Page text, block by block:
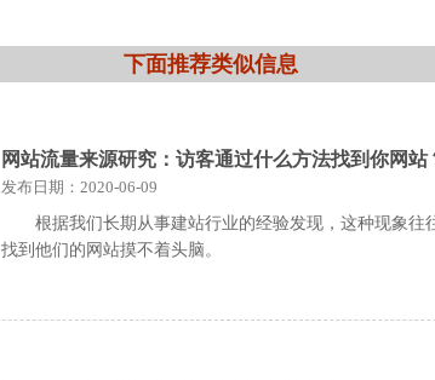
下面推荐类似信息
网站流量来源研究：访客通过什么方法找到你网站
发布日期：2020-06-09
根据我们长期从事建站行业的经验发现，这种现象往
找到他们的网站摸不着头脑。